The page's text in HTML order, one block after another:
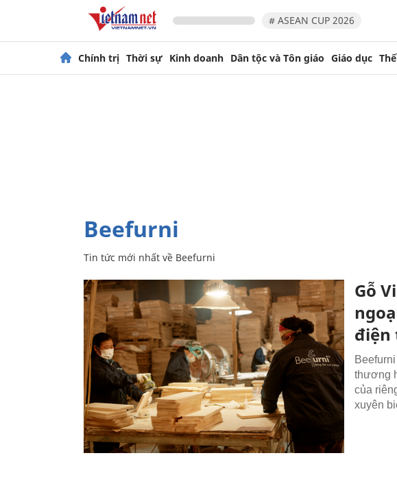
# ASEAN CUP 2026
Chính trị Thời sự Kinh doanh Dân tộc và Tôn giáo Giáo dục
Beefurni
Tin tức mới nhất về Beefurni
Gỗ
điện
thương
của
xuyên